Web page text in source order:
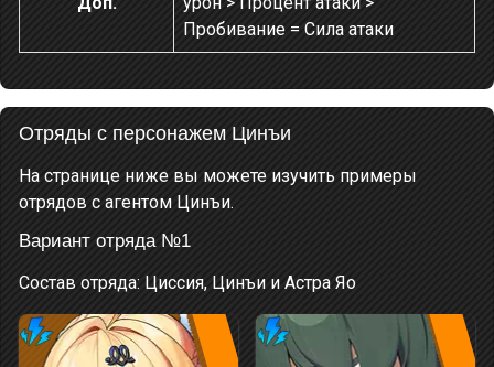
Пробивание = Сила атаки
Отряды с персонажем Цинъи
На странице ниже вы можете изучить примеры
отрядов с агентом Цинъи.
Вариант отряда №1
Состав отряда: Циссия, Цинъи и Астра Яо